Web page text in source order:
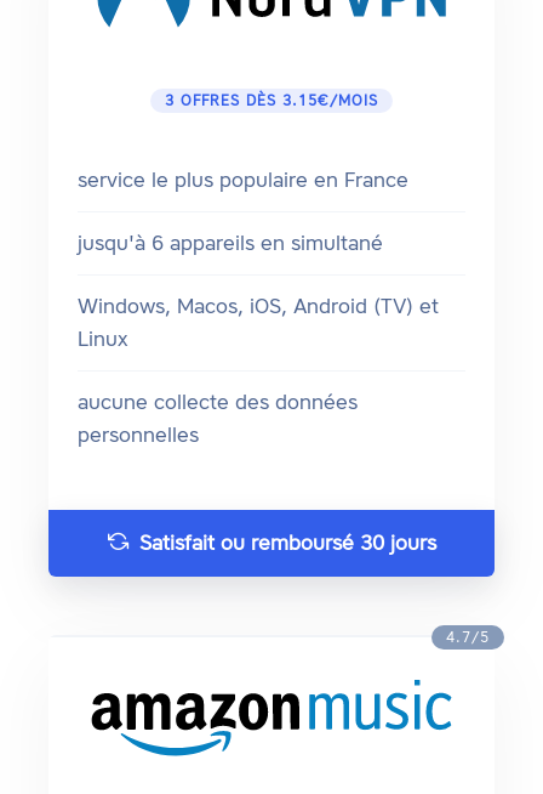
3 OFFRES DÈS 3.15€/MOIS
service le plus populaire en France
jusqu'à 6 appareils en simultané
Windows, Macos, iOS, Android (TV) et
Linux
aucune collecte des données
personnelles
Satisfait ou remboursé 30 jours
4.7/5